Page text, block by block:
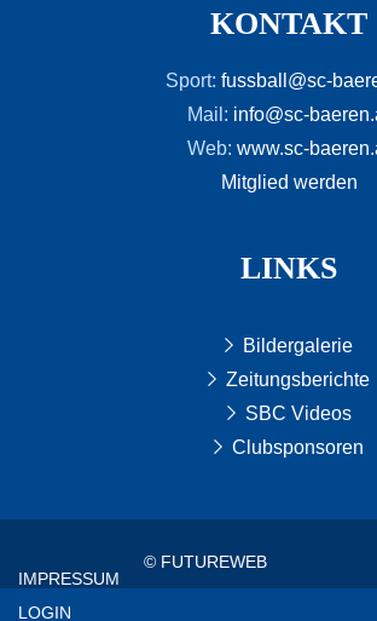
KONTAKT
Sport: fussball@sc-
Mail: info@sc-
Web: www.sc-
Mitglied werden
LINKS
Bildergalerie
Zeitungsberichte
SBC Videos
Clubsponsoren
IMPRESSUM
LOGIN
© FUTUREWEB